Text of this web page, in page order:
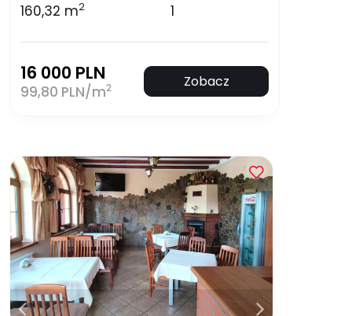
160,32 m2
1
16 000 PLN
99,80 PLN/m2 Zobacz